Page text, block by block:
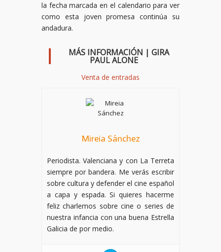
la fecha marcada en el calendario para ver
como esta joven promesa continúa su
andadura.
MÁS INFORMACIÓN | GIRA
PAUL ALONE___
Venta de entradas
Mireia Sánchez
Periodista. Valenciana y con La Terreta
siempre por bandera. Me verás escribir
sobre cultura y defender el cine español
a capa y espada. Si quieres hacerme
feliz charlemos sobre cine o series de
nuestra infancia con una buena Estrella
Galicia de por medio.